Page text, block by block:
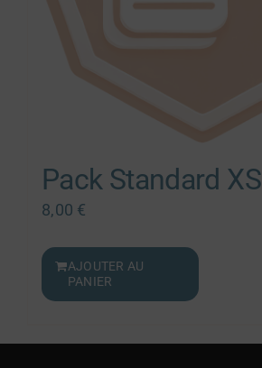
Pack Standard XS
8,00 €
AJOUTER AU
PANIER